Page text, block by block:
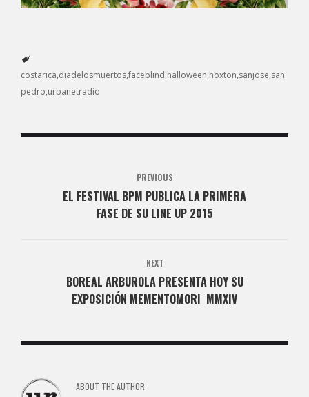
costarica diadelosmuertosfaceblind halloween hoxton sanjose san
pedro urbanetradio
PREVIOUS
EL FESTIVAL BPM PUBLICA LA PRIMERA
FASE DE SU LINE UP 2015
NEXT
BOREAL ARBUROLA PRESENTA HOY SU
EXPOSICIÓN MEMENTOMORI MMXIV
ABOUT THE AUTHOR